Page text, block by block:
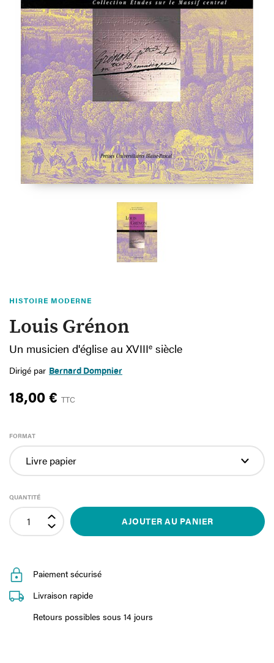
HISTOIRE MODERNE
Louis Grénon
Un musicien d'église au XVIIIe siècle
Dirigé par Bernard Dompnier
18,00 € TTC
FORMAT
QUANTITÉ
AJOUTER AU PANIER
Paiement sécurisé
Livraison rapide
Retours possibles sous 14 jours